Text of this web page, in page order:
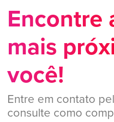
Encontre
mais
você!
Entre em contato
consulte como